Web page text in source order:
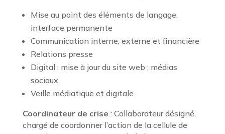
Mise au point des éléments de langage,
interface permanente
Communication interne, externe et financière
Relations presse
Digital : mise à jour du site web ; médias
sociaux
Veille médiatique et digitale
Coordinateur de crise : Collaborateur désigné,
chargé de coordonner l’action de la cellule de